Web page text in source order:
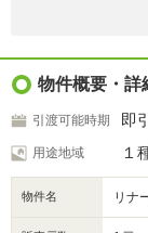
行われた断熱性の
ンのシステムキッ
浴室乾燥機付きの物
てバスルームに干せ
ディンプルキー対応
物件概要・詳
引渡可能時期 即
用途地域 １
物件名 リナ